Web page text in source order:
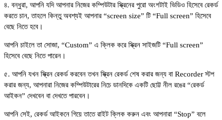
৪. বন্ধুরা, আপনি যদি আপনার নিজের কম্পিউটার স্ক্রিনের পুরো অংশটাই ভিডিও হিসেবে রেকর্ড
করতে চান, তাহলে কিন্তু অবশ্যই আপনার “screen size” টি “Full screen” হিসেবে
বেছে নিতে হবে।
আপনি চাইলে তা সোজা, “Custom” এ ক্লিক করে স্ক্রিন সাইজটি “Full screen”
হিসেবে বেছে নিতে পারেন।
৫. আপনি যখন স্ক্রিন রেকর্ড করবেন তখন স্ক্রিন রেকর্ড শেষ করার জন্য বা Recorder স্টপ
করার জন্য, আপনারা নিজের কম্পিউটারের নিচে ডানদিকে একটি ছোট্ট নীল রঙের “রেকর্ড
আইকন” দেখবেন বা দেখতে পারবেন।
আপনি সেই, রেকর্ড আইকনে গিয়ে তাতে রাইট ক্লিক করুন এবং আপনারা “Stop” বলে